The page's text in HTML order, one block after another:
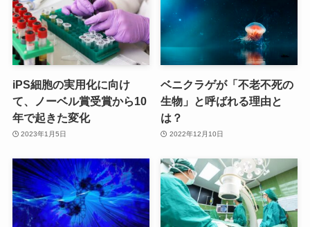
iPS細胞の実用化に向け
て、ノーベル賞受賞から10
年で起きた変化
2023年1月5日
ベニクラゲが「不老不死の
生物」と呼ばれる理由と
は？
2022年12月10日